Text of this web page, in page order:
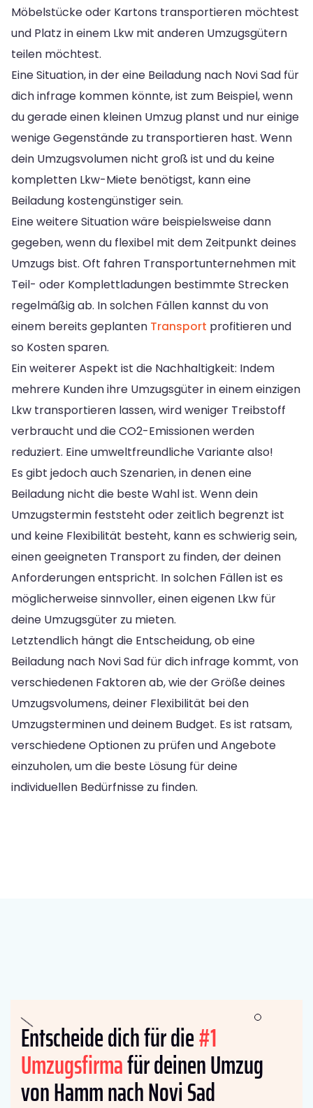
Möbelstücke oder Kartons transportieren möchtest
und Platz in einem Lkw mit anderen Umzugsgütern
teilen möchtest.
Eine Situation, in der eine Beiladung nach Novi Sad für
dich infrage kommen könnte, ist zum Beispiel, wenn
du gerade einen kleinen Umzug planst und nur einige
wenige Gegenstände zu transportieren hast. Wenn
dein Umzugsvolumen nicht groß ist und du keine
kompletten Lkw-Miete benötigst, kann eine
Beiladung kostengünstiger sein.
Eine weitere Situation wäre beispielsweise dann
gegeben, wenn du flexibel mit dem Zeitpunkt deines
Umzugs bist. Oft fahren Transportunternehmen mit
Teil- oder Komplettladungen bestimmte Strecken
regelmäßig ab. In solchen Fällen kannst du von
einem bereits geplanten Transport profitieren und
so Kosten sparen.
Ein weiterer Aspekt ist die Nachhaltigkeit: Indem
mehrere Kunden ihre Umzugsgüter in einem einzigen
Lkw transportieren lassen, wird weniger Treibstoff
verbraucht und die CO2-Emissionen werden
reduziert. Eine umweltfreundliche Variante also!
Es gibt jedoch auch Szenarien, in denen eine
Beiladung nicht die beste Wahl ist. Wenn dein
Umzugstermin feststeht oder zeitlich begrenzt ist
und keine Flexibilität besteht, kann es schwierig sein,
einen geeigneten Transport zu finden, der deinen
Anforderungen entspricht. In solchen Fällen ist es
möglicherweise sinnvoller, einen eigenen Lkw für
deine Umzugsgüter zu mieten.
Letztendlich hängt die Entscheidung, ob eine
Beiladung nach Novi Sad für dich infrage kommt, von
verschiedenen Faktoren ab, wie der Größe deines
Umzugsvolumens, deiner Flexibilität bei den
Umzugsterminen und deinem Budget. Es ist ratsam,
verschiedene Optionen zu prüfen und Angebote
einzuholen, um die beste Lösung für deine
individuellen Bedürfnisse zu finden.
Entscheide dich für die#1
Umzugsfirmafür deinen Umzug
von Hamm nach Novi Sad